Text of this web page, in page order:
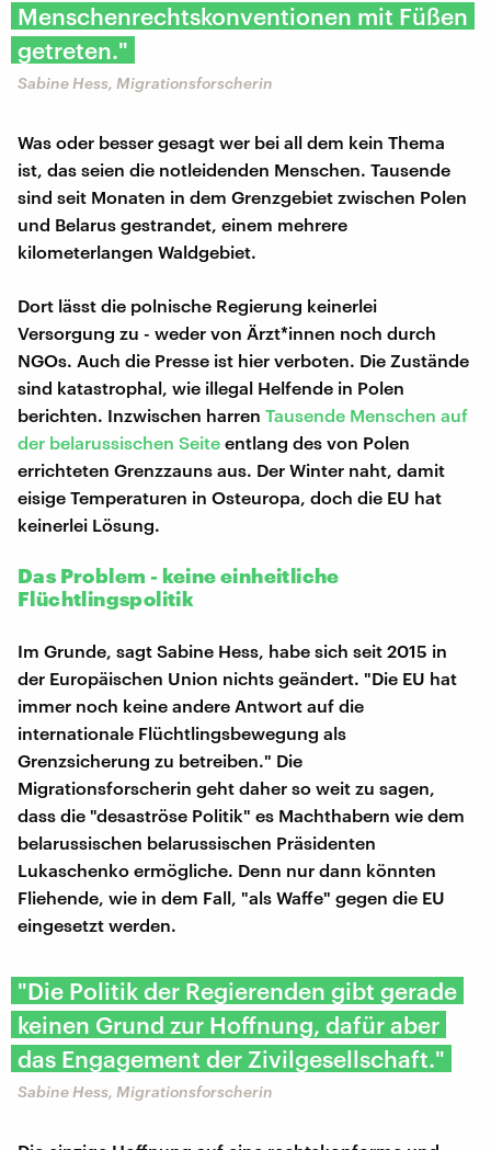
Menschenrechtskonventionen mit Füßen
getreten."
Sabine Hess, Migrationsforscherin
Was oder besser gesagt wer bei all dem kein Thema
ist, das seien die notleidenden Menschen. Tausende
sind seit Monaten in dem Grenzgebiet zwischen Polen
und Belarus gestrandet, einem mehrere
kilometerlangen Waldgebiet.
Dort lässt die polnische Regierung keinerlei
Versorgung zu - weder von Ärzt*innen noch durch
NGOs. Auch die Presse ist hier verboten. Die Zustände
sind katastrophal, wie illegal Helfende in Polen
berichten. Inzwischen harren Tausende Menschen auf
der belarussischen Seite entlang des von Polen
errichteten Grenzzauns aus. Der Winter naht, damit
eisige Temperaturen in Osteuropa, doch die EU hat
keinerlei Lösung.
Das Problem - keine einheitliche
Flüchtlingspolitik
Im Grunde, sagt Sabine Hess, habe sich seit 2015 in
der Europäischen Union nichts geändert. "Die EU hat
immer noch keine andere Antwort auf die
internationale Flüchtlingsbewegung als
Grenzsicherung zu betreiben." Die
Migrationsforscherin geht daher so weit zu sagen,
dass die "desaströse Politik" es Machthabern wie dem
belarussischen belarussischen Präsidenten
Lukaschenko ermögliche. Denn nur dann könnten
Fliehende, wie in dem Fall, "als Waffe" gegen die EU
eingesetzt werden.
"Die Politik der Regierenden gibt gerade
keinen Grund zur Hoffnung, dafür aber
das Engagement der Zivilgesellschaft."
Sabine Hess, Migrationsforscherin